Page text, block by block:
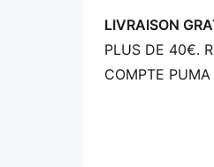
LIVRAISON
PLUS DE 40€.
COMPTE